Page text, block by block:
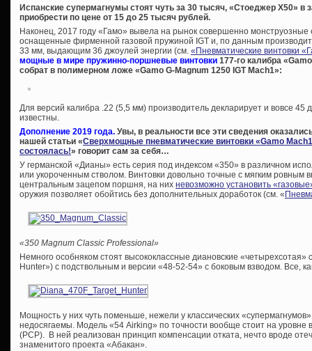
Испанские супермагнумы стоят чуть за 30 тысяч, «Стоеджер Х50»
приобрести по цене от 15 до 25 тысяч рублей.
Наконец, 2017 году «Гамо» вывела на рынок совершенно
оснащенные фирменной газовой пружиной IGT и, по данным
33 мм, выдающим 36 джоулей энергии (см. «Пневматические винтовки
мощные в мире пружинно-поршневые винтовки 177-го калибра
собрат в полимерном ложе «Gamo G-Magnum 1250 IGT Mach1»:
Для версий калибра .22 (5,5 мм) производитель декларирует и вовсе 45
известны.
Дополнение 2019 года. Увы, в реальности все эти сведения
нашей статьи «Сверхмощные пневматические винтовки «Gamo
состоялась!» говорит сам за себя…
У германской «Дианы» есть серия под индексом «350» в различном
или укороченным стволом. Винтовки довольно точные с мягким ровным
центральным зацепом поршня, на них невозможно установить
оружия позволяет обойтись без дополнительных доработок (см. «
«350 Magnum Classic Professional»
Немного особняком стоят высококлассные диановские
Hunter») с подствольным и версии «48-52-54» c боковым взводом. Все,
Мощность у них чуть поменьше, нежели у классических
недосягаемы. Модель «54 Airking» по точности вообще стоит на уровне
(PCP). В ней реализован принцип компенсации отката, нечто вроде
знаменитого проекта «Абакан».